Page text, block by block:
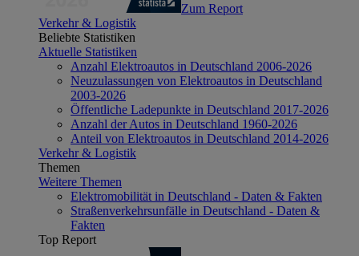
Zum Report
Verkehr & Logistik
Beliebte Statistiken
Aktuelle Statistiken
Anzahl Elektroautos in Deutschland 2006-2026
Neuzulassungen von Elektroautos in Deutschland
2003-2026
Öffentliche Ladepunkte in Deutschland 2017-2026
Anzahl der Autos in Deutschland 1960-2026
Anteil von Elektroautos in Deutschland 2014-2026
Verkehr & Logistik
Themen
Weitere Themen
Elektromobilität in Deutschland - Daten & Fakten
Straßenverkehrsunfälle in Deutschland - Daten &
Fakten
Top Report